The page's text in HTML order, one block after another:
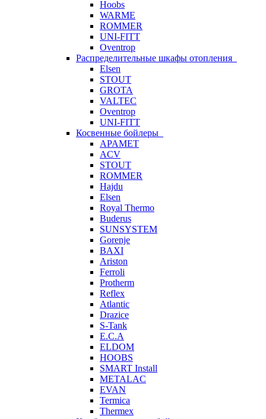
Hoobs
WARME
ROMMER
UNI-FITT
Oventrop
Распределительные шкафы отопления
Elsen
STOUT
GROTA
VALTEC
Oventrop
UNI-FITT
Косвенные бойлеры
APAMET
ACV
STOUT
ROMMER
Hajdu
Elsen
Royal Thermo
Buderus
SUNSYSTEM
Gorenje
BAXI
Ariston
Ferroli
Protherm
Reflex
Atlantic
Drazice
S-Tank
E.C.A
ELDOM
HOOBS
SMART Install
METALAC
EVAN
Termica
Thermex